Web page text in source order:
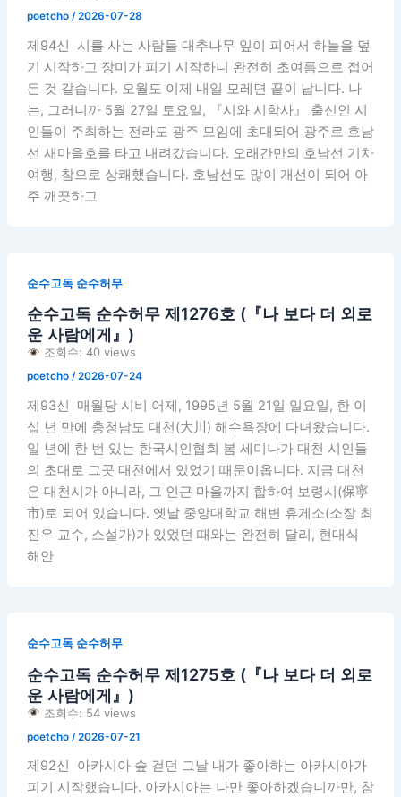
poetcho /2026-07-28
제94신 시를 사는 사람들 대추나무 잎이 피어서 하늘을 덮
기 시작하고 장미가 피기 시작하니 완전히 초여름으로 접어
든 것 같습니다. 오월도 이제 내일 모레면 끝이 납니다. 나
는, 그러니까 5월 27일 토요일, 『시와 시학사』 출신인 시
인들이 주최하는 전라도 광주 모임에 초대되어 광주로 호남
선 새마을호를 타고 내려갔습니다. 오래간만의 호남선 기차
여행, 참으로 상쾌했습니다. 호남선도 많이 개선이 되어 아
주 깨끗하고
순수고독 순수허무
순수고독 순수허무 제1276호 (『나 보다 더 외로
운 사람에게』)
조회수: 40 views
poetcho /2026-07-24
제93신 매월당 시비 어제, 1995년 5월 21일 일요일, 한 이
십 년 만에 충청남도 대천(大川) 해수욕장에 다녀왔습니다.
일 년에 한 번 있는 한국시인협회 봄 세미나가 대천 시인들
의 초대로 그곳 대천에서 있었기 때문이옵니다. 지금 대천
은 대천시가 아니라, 그 인근 마을까지 합하여 보령시(保寧
市)로 되어 있습니다. 옛날 중앙대학교 해변 휴게소(소장 최
진우 교수, 소설가)가 있었던 때와는 완전히 달리, 현대식
해안
순수고독 순수허무
순수고독 순수허무 제1275호 (『나 보다 더 외로
운 사람에게』)
조회수: 54 views
poetcho /2026-07-21
제92신 아카시아 숲 걷던 그날 내가 좋아하는 아카시아가
피기 시작했습니다. 아카시아는 나만 좋아하겠습니까만, 참